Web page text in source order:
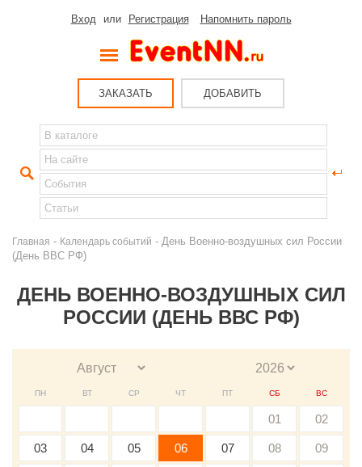
Вход или Регистрация Напомнить пароль
ЗАКАЗАТЬ ДОБАВИТЬ
Главная - Календарь событий - День Военно-воздушных сил России
(День ВВС РФ)
ДЕНЬ ВОЕННО-ВОЗДУШНЫХ СИЛ
РОССИИ (ДЕНЬ ВВС РФ)
ПН ВТ СР ЧТ ПТ СБ ВС
01 02
03 04 05 06 07 08 09